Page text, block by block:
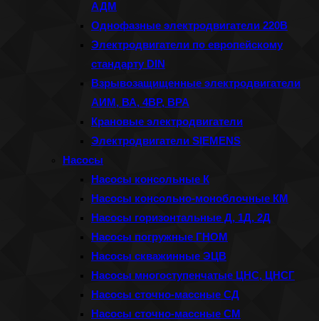
АДМ
Однофазные электродвигатели 220В
Электродвигатели по европейскому
стандарту DIN
Взрывозащищенные электродвигатели
АИМ, ВА, 4ВР, ВРА
Крановые электродвигатели
Электродвигатели SIEMENS
Насосы
Насосы консольные К
Насосы консольно-моноблочные КМ
Насосы горизонтальные Д, 1Д, 2Д
Насосы погружные ГНОМ
Насосы скважинные ЭЦВ
Насосы многоступенчатые ЦНС, ЦНСГ
Насосы сточно-массные СД
Насосы сточно-массные СМ